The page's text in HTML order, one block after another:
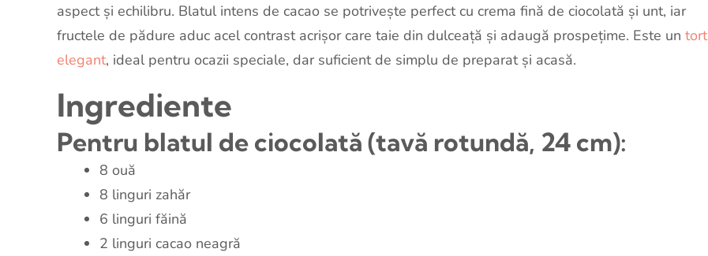
aspect și echilibru. Blatul intens de cacao se potrivește perfect cu crema fină de ciocolată și unt, iar
fructele de pădure aduc acel contrast acrișor care taie din dulceață și adaugă prospețime. Este un tort
elegant, ideal pentru ocazii speciale, dar suficient de simplu de preparat și acasă.
Ingrediente
Pentru blatul de ciocolată (tavă rotundă, 24 cm):
8 ouă
8 linguri zahăr
6 linguri făină
2 linguri cacao neagră